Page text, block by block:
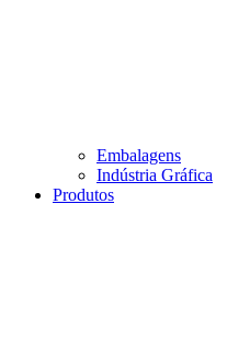
Embalagens
Indústria Gráfica
Produtos